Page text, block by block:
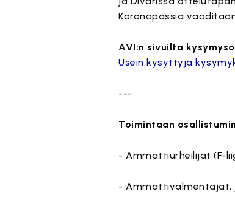
Koronapassia
AVI:n sivuilta
Usein kysyttyjä
---
Toimintaan
- Ammattiurheilijat (F-
- Ammattivalmentajat,